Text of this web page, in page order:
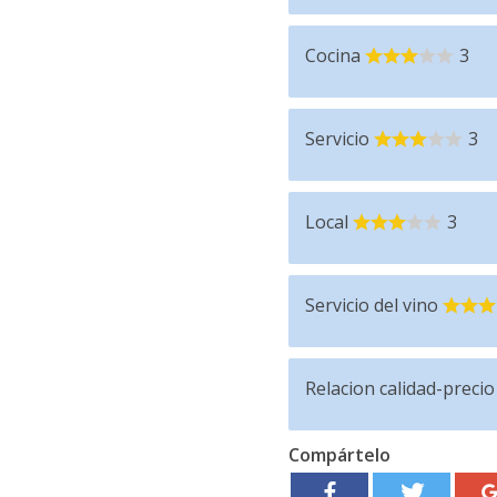
Cocina 3
Servicio 3
Local 3
Servicio del vino
Relacion calidad-precio
Compártelo